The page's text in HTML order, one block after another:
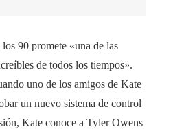
90 promete «una de las
de todos los tiempos».
uno de los amigos de Kate
un nuevo sistema de control
Kate conoce a Tyler Owens